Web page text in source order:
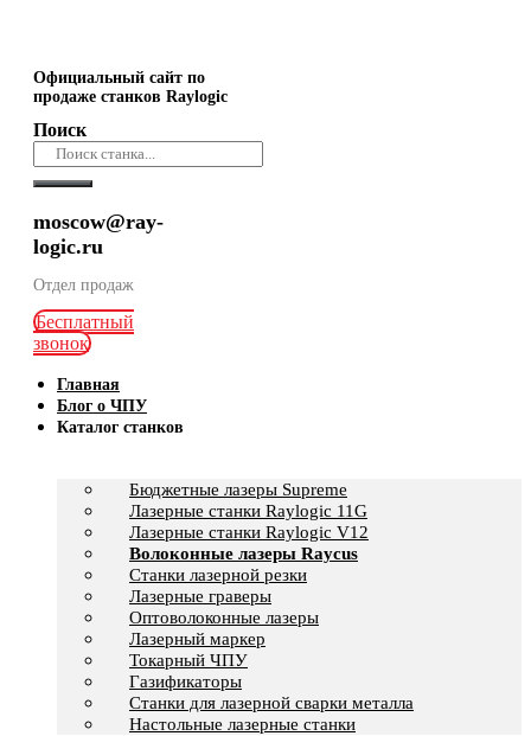
Официальный сайт по
продаже станков Raylogic
Поиск
moscow@ray-
logic.ru
Отдел продаж
Бесплатный
звонок
Главная
Блог о ЧПУ
Каталог станков
Бюджетные лазеры Supreme
Лазерные станки Raylogic 11G
Лазерные станки Raylogic V12
Волоконные лазеры Raycus
Станки лазерной резки
Лазерные граверы
Оптоволоконные лазеры
Лазерный маркер
Токарный ЧПУ
Газификаторы
Cтанки для лазерной сварки металла
Настольные лазерные станки